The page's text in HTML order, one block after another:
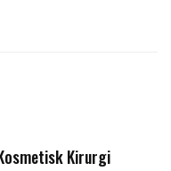
Kirurgi